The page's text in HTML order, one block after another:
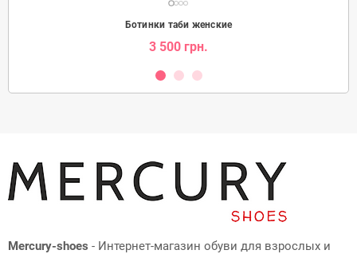
Ботинки таби женские
3 500 грн.
Mercury-shoes - Интернет-магазин обуви для взрослых и